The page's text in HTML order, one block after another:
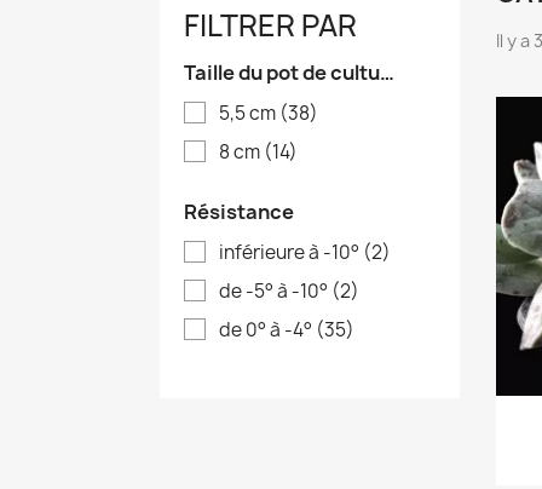
FILTRER PAR
Taille du pot de culture
5,5 cm (38)
8 cm (14)
Résistance
inférieure à -10° (2)
de -5° à -10° (2)
de 0° à -4° (35)
Il y a